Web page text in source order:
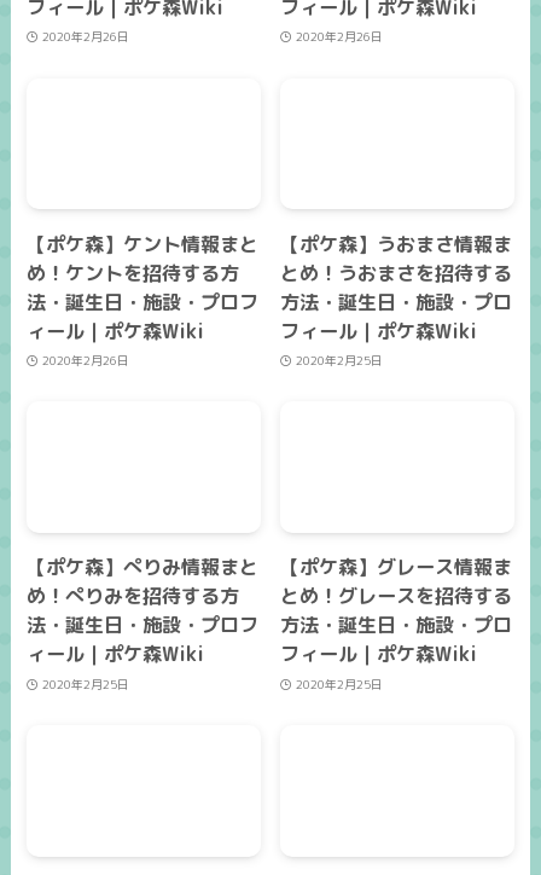
フィール｜ポケ森Wiki
2020年2月26日
フィール｜ポケ森Wiki
2020年2月26日
【ポケ森】ケント情報まと
め！ケントを招待する方
法・誕生日・施設・プロフ
ィール｜ポケ森Wiki
2020年2月26日
【ポケ森】うおまさ情報ま
とめ！うおまさを招待する
方法・誕生日・施設・プロ
フィール｜ポケ森Wiki
2020年2月25日
【ポケ森】ぺりみ情報まと
め！ぺりみを招待する方
法・誕生日・施設・プロフ
ィール｜ポケ森Wiki
2020年2月25日
【ポケ森】グレース情報ま
とめ！グレースを招待する
方法・誕生日・施設・プロ
フィール｜ポケ森Wiki
2020年2月25日